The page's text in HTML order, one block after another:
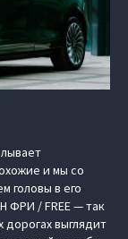
и мы со
головы в его
ФРИ / FREE — так
дорогах выглядит